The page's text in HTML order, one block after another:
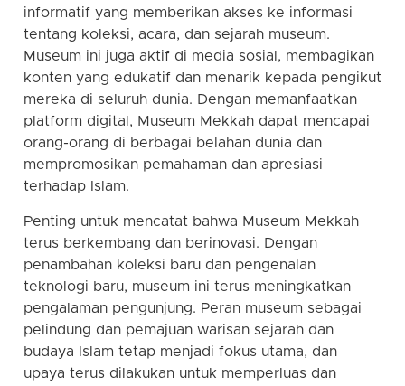
informatif yang memberikan akses ke informasi
tentang koleksi, acara, dan sejarah museum.
Museum ini juga aktif di media sosial, membagikan
konten yang edukatif dan menarik kepada pengikut
mereka di seluruh dunia. Dengan memanfaatkan
platform digital, Museum Mekkah dapat mencapai
orang-orang di berbagai belahan dunia dan
mempromosikan pemahaman dan apresiasi
terhadap Islam.
Penting untuk mencatat bahwa Museum Mekkah
terus berkembang dan berinovasi. Dengan
penambahan koleksi baru dan pengenalan
teknologi baru, museum ini terus meningkatkan
pengalaman pengunjung. Peran museum sebagai
pelindung dan pemajuan warisan sejarah dan
budaya Islam tetap menjadi fokus utama, dan
upaya terus dilakukan untuk memperluas dan